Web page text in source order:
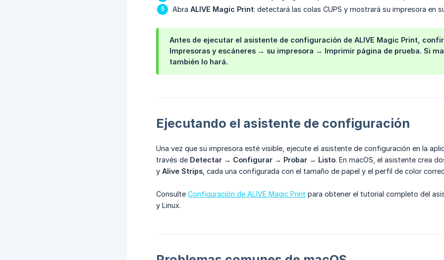
Abra ALIVE Magic Print: detectará las colas CUPS y mostrará su impresora en
Antes de ejecutar el asistente de configuración de ALIVE Magic Print,
Impresoras y escáneres → su impresora → Imprimir página de prueba. Si
también lo hará.
Ejecutando el asistente de configuración
Una vez que su impresora esté visible, ejecute el asistente de configuración en la
través de Detectar → Configurar → Probar → Listo. En macOS, el asistente crea
y Alive Strips , cada una configurada con el tamaño de papel y el perfil de color
Consulte Configuración de ALIVE Magic Print para obtener el tutorial completo del
y Linux.